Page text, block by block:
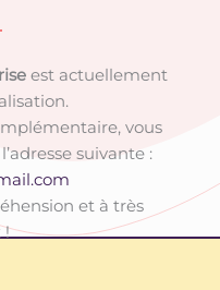
est actuellement
vous
suivante :
et à très
!